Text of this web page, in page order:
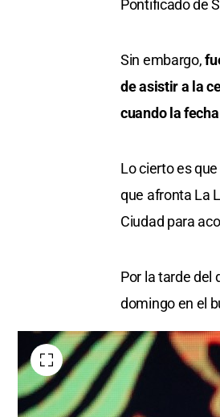
Pontificado de
Sin embargo,
de asistir a la
cuando la
Lo cierto es
que afronta La
Ciudad para
Por la tarde del
domingo en el